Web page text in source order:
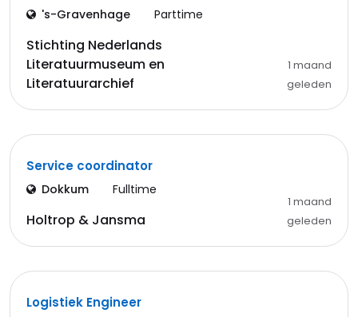
's-Gravenhage Parttime
Stichting Nederlands
Literatuurmuseum en
Literatuurarchief
1 maand
geleden
Service coordinator
Dokkum Fulltime
Holtrop & Jansma
1 maand
geleden
Logistiek Engineer